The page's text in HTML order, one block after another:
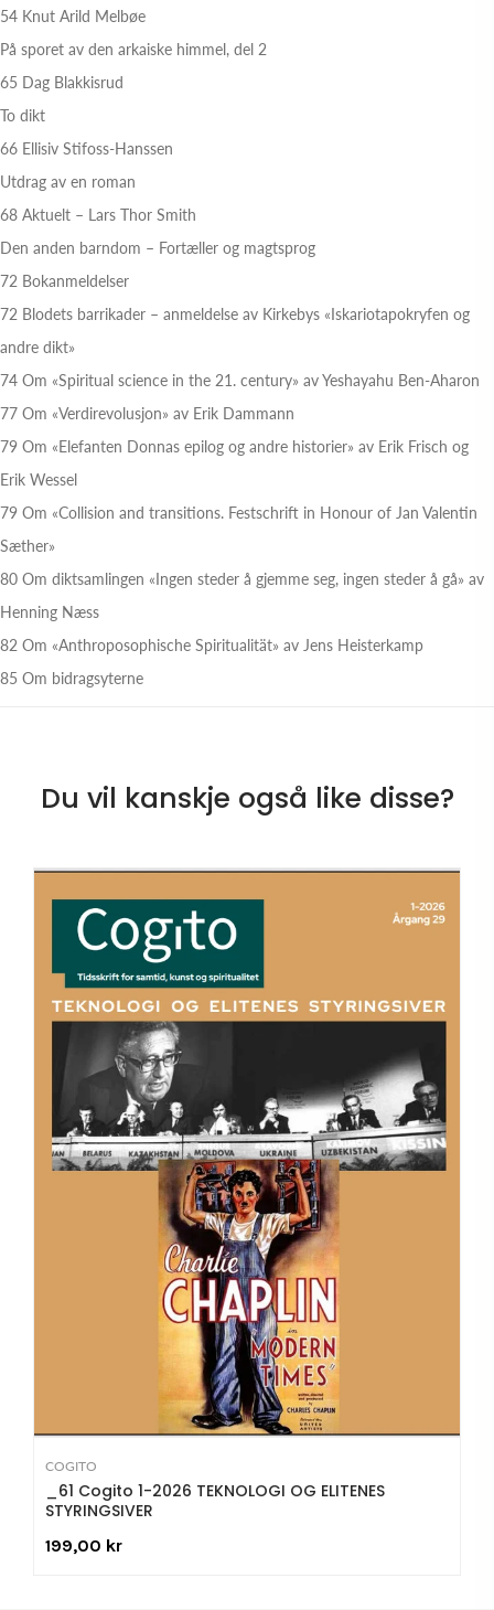
54 Knut Arild Melbøe
På sporet av den arkaiske himmel, del 2
65 Dag Blakkisrud
To dikt
66 Ellisiv Stifoss-Hanssen
Utdrag av en roman
68 Aktuelt – Lars Thor Smith
Den anden barndom – Fortæller og magtsprog
72 Bokanmeldelser
72 Blodets barrikader – anmeldelse av Kirkebys «Iskariotapokryfen og
andre dikt»
74 Om «Spiritual science in the 21. century» av Yeshayahu Ben-Aharon
77 Om «Verdirevolusjon» av Erik Dammann
79 Om «Elefanten Donnas epilog og andre historier» av Erik Frisch og
Erik Wessel
79 Om «Collision and transitions. Festschrift in Honour of Jan Valentin
Sæther»
80 Om diktsamlingen «Ingen steder å gjemme seg, ingen steder å gå» av
Henning Næss
82 Om «Anthroposophische Spiritualität» av Jens Heisterkamp
85 Om bidragsyterne
Du vil kanskje også like disse?
COGITO
_61 Cogito 1-2026 TEKNOLOGI OG ELITENES
STYRINGSIVER
199,00 kr